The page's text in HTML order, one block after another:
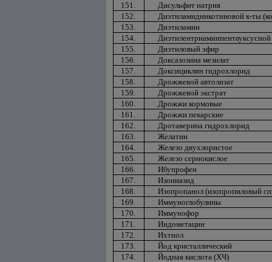
151.
Дисульфит натрия
152.
Диэтиламидникотиновой к-ты
153.
Диэтиламин
154.
155.
Диэтиловый эфир
156.
Доксазозина мезилат
157.
Доксициклин гидрохлорид
158.
Дрожжевой автолизат
159.
Дрожжевой экстрат
160.
Дрожжи кормовые
161.
Дрожжи пекарские
162.
Дротаверина гидрохлорид
163.
Желатин
164.
Железо двухлористое
165.
Железо сернокислое
166.
Ибупрофен
167.
Изониазид
168.
Изопропанол (изопропиловый
169.
Иммуноглобулины
170.
Иммунофор
171.
Индометацин
172.
Ихтиол
173.
Йод кристаллический
174.
Йодная кислота (ХЧ)